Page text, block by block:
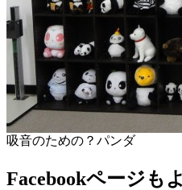
吸音のための？パンダ
Facebookページも